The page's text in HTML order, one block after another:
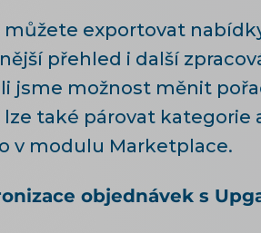
můžete exportovat
přehled i další
jsme možnost měnit
lze také párovat
v modulu Marketplace.
objednávek s